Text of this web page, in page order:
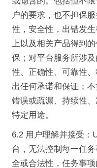
户的要求，也不担保
性，安全性，出错发
上以及相关产品得到
保；对平台服务所涉
性、正确性、可靠性
出任何承诺和保证；
错误或疏漏、持续性
特定用途。
6.2 用户理解并接受：
台，无法控制每一任
全或合法性，任务事